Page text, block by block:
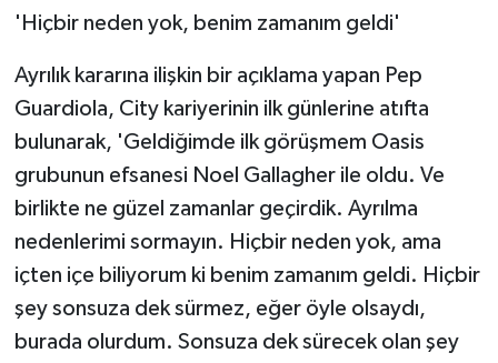
'Hiçbir neden yok, benim zamanım geldi'
Ayrılık kararına ilişkin bir açıklama yapan Pep
Guardiola, City kariyerinin ilk günlerine atıfta
bulunarak, 'Geldiğimde ilk görüşmem Oasis
grubunun efsanesi Noel Gallagher ile oldu. Ve
birlikte ne güzel zamanlar geçirdik. Ayrılma
nedenlerimi sormayın. Hiçbir neden yok, ama
içten içe biliyorum ki benim zamanım geldi. Hiçbir
şey sonsuza dek sürmez, eğer öyle olsaydı,
burada olurdum. Sonsuza dek sürecek olan şey